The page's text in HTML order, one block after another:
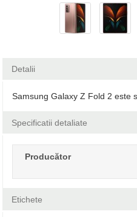
Detalii
Samsung Galaxy Z Fold 2 este
Specificatii detaliate
Producător
Etichete